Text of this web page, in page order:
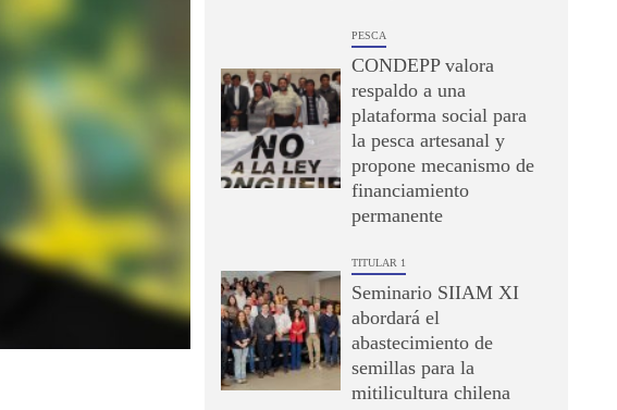
PESCA
CONDEPP valora
respaldo a una
plataforma social para
la pesca artesanal y
propone mecanismo de
financiamiento
permanente
TITULAR 1
Seminario SIIAM XI
abordará el
abastecimiento de
semillas para la
mitilicultura chilena